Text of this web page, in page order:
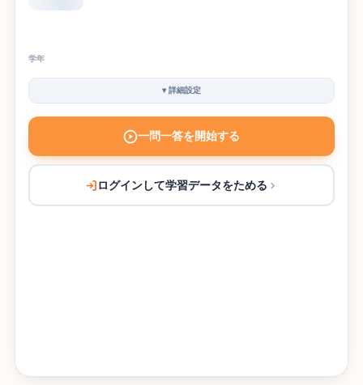
学年
▾詳細設定
一問一答を開始する
ログインして学習データをためる